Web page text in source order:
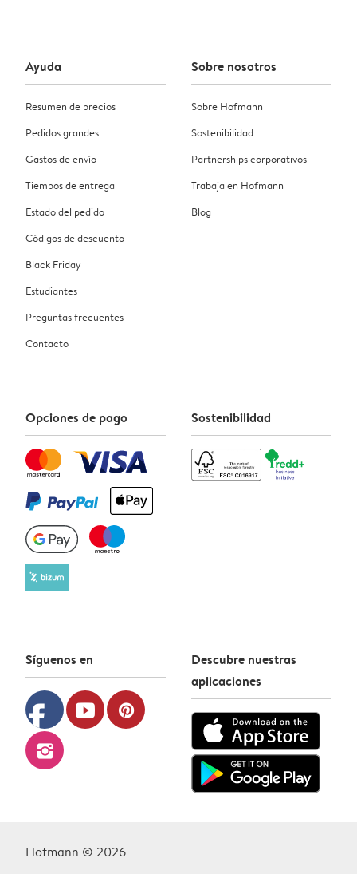
Ayuda
Resumen de precios
Pedidos grandes
Gastos de envío
Tiempos de entrega
Estado del pedido
Códigos de descuento
Black Friday
Estudiantes
Preguntas frecuentes
Contacto
Sobre nosotros
Sobre Hofmann
Sostenibilidad
Partnerships corporativos
Trabaja en Hofmann
Blog
Opciones de pago Sostenibilidad
Síguenos en
facebook youtube pinterest
instagram
Descubre nuestras
aplicaciones
Hofmann © 2026